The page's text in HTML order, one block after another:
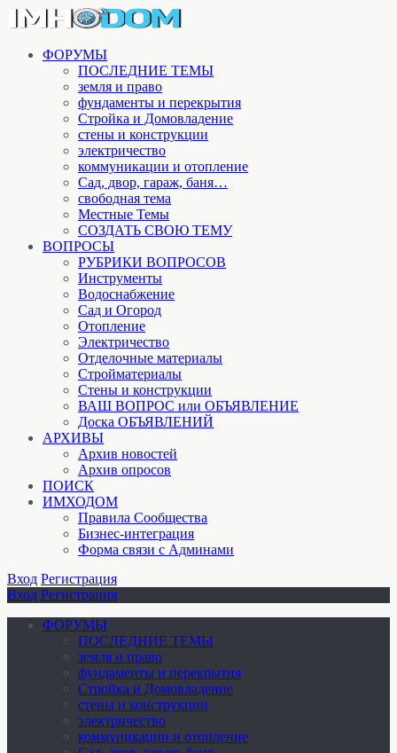
ФОРУМЫ
ПОСЛЕДНИЕ ТЕМЫ
земля и право
фундаменты и перекрытия
Стройка и Домовладение
стены и конструкции
электричество
коммуникации и отопление
Cад, двор, гараж, баня…
свободная тема
Местные Темы
СОЗДАТЬ СВОЮ ТЕМУ
ВОПРОСЫ
РУБРИКИ ВОПРОСОВ
Инструменты
Водоснабжение
Сад и Огород
Отопление
Электричество
Отделочные материалы
Стройматериалы
Стены и конструкции
ВАШ ВОПРОС или ОБЪЯВЛЕНИЕ
Доска ОБЪЯВЛЕНИЙ
АРХИВЫ
Архив новостей
Архив опросов
ПОИСК
ИМХОДОМ
Правила Сообщества
Бизнес-интеграция
Форма связи с Админами
Вход Регистрация
Вход Регистрация
ФОРУМЫ
ПОСЛЕДНИЕ ТЕМЫ
земля и право
фундаменты и перекрытия
Стройка и Домовладение
стены и конструкции
электричество
коммуникации и отопление